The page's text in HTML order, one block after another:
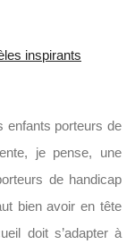
inspirants
enfants porteurs de
je pense, une
de handicap
bien avoir en tête
doit s’adapter à